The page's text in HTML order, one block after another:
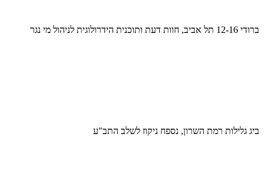
ברודי 12-16 תל אביב, חוות דעת ותוכנית הידרולוגית לניהול מי נגר
ביג גלילות רמת השרון, נספח ניקוז לשלב התב"ע